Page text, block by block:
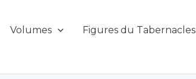
Volumes Figures du Tabernacles